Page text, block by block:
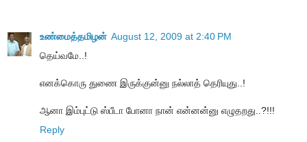
உண்மைத்தமிழன் August 12, 2009 at 2:40 PM
தெய்வமே..!
எனக்கொரு துணை இருக்குன்னு நல்லாத் தெரியுது..!
ஆனா இம்புட்டு ஸ்பீடா போனா நான் என்னன்னு எழுதறது..?!!!
Reply